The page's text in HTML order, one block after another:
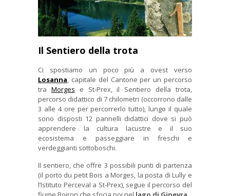
Il Sentiero della trota
Ci spostiamo un poco più a ovest verso
Losanna , capitale del Cantone per un percorso
tra Morges e St-Prex, il Sentiero della trota,
percorso didattico di 7 chilometri (occorrono dalle
3 alle 4 ore per percorrerlo tutto), lungo il quale
sono disposti 12 pannelli didattici dove si può
apprendere la cultura lacustre e il suo
ecosistema e passeggiare in freschi e
verdeggianti sottoboschi.
Il sentiero, che offre 3 possibili punti di partenza
(il porto du petit Bois a Morges, la posta di Lully e
l’Istituto Perceval a St-Prex), segue il percorso del